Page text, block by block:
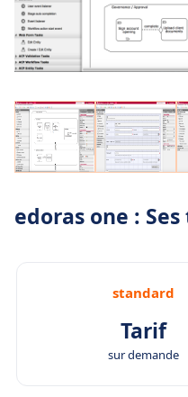
edoras one :
standard
Tarif
sur demande